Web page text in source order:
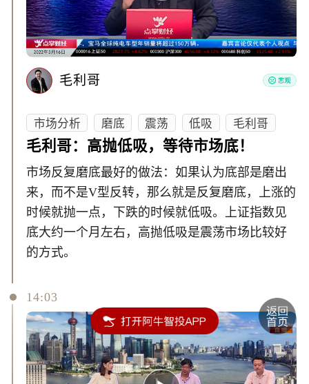
毛利哥
市场分析 磨底 震荡 低吸
毛利哥
毛利哥：高抛低吸，等待市场底！
市场反复磨底最好的做法：如果认为底部是磨出
来，而不是V型反转，那么就是反复磨底，上涨的
时候就抛一点，下跌的时候就低吸。上证指数见
底大约一个月左右，高抛低吸是震荡市场比较好
的方式。
14:03